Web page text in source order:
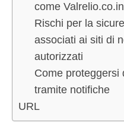
come Valrelio.co.in
Rischi per la
associati ai siti di
autorizzati
Come proteggersi
tramite notifiche
URL